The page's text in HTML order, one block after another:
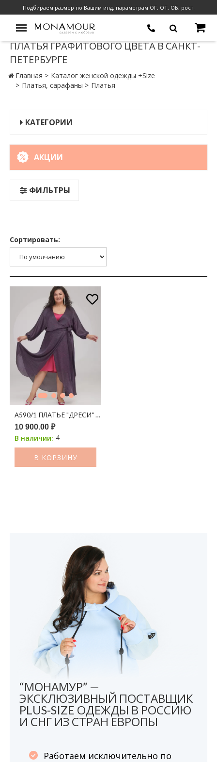
Подбираем размер по Вашим инд. параметрам ОГ, ОТ, ОБ, рост.
ПЛАТЬЯ ГРАФИТОВОГО ЦВЕТА В САНКТ-
ПЕТЕРБУРГЕ
Главная
Каталог женской одежды +Size
Платья, сарафаны
Платья
КАТЕГОРИИ
АКЦИИ
ФИЛЬТРЫ
Сортировать:
А590/1 ПЛАТЬЕ "ДРЕСИ" ГРАФИТ РОЗОВАЯ РОССЫПЬ
10 900.00 ₽
В наличии: 4
В КОРЗИНУ
“МОНАМУР” —
ЭКСКЛЮЗИВНЫЙ ПОСТАВЩИК
PLUS-SIZE ОДЕЖДЫ В РОССИЮ
И СНГ ИЗ СТРАН ЕВРОПЫ
Работаем исключительно по